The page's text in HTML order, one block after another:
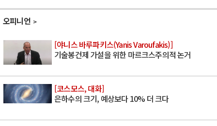
오피니언
[야니스 바루파키스(Yanis Varoufakis)]
기술봉건제 가설을 위한 마르크스주의적 논거
[코스모스, 대화]
은하수의 크기, 예상보다 10% 더 크다